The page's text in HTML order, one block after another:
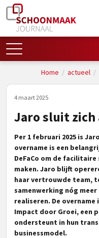
Home / actueel /
4 maart 2025
Jaro sluit zich
Per 1 februari 2025 is
overname is een
DeFaCo om de
maken. Jaro blijft
haar vertrouwde team,
samenwerking nóg
realiseren. De
Impact door Groei, een
ondersteunt in hun
businessmodel.